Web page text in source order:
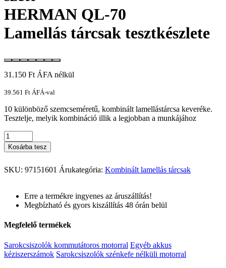
HERMAN QL-70
Lamellás tárcsak tesztkészlete
31.150 Ft ÁFA nélkül
39.561 Ft ÁFÁ-val
10 különböző szemcseméretű, kombinált lamellástárcsa keveréke.
Tesztelje, melyik kombináció illik a legjobban a munkájához
Kosárba tesz
SKU: 97151601 Árukategória: Kombinált lamellás tárcsak
Erre a termékre ingyenes az áruszállítás!
Megbízható és gyors kiszállítás 48 órán belül
Megfelelő termékek
Sarokcsiszolók kommutátoros motorral Egyéb akkus
kéziszerszámok Sarokcsiszolók szénkefe nélküli motorral